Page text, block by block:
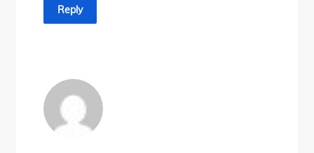
Reply